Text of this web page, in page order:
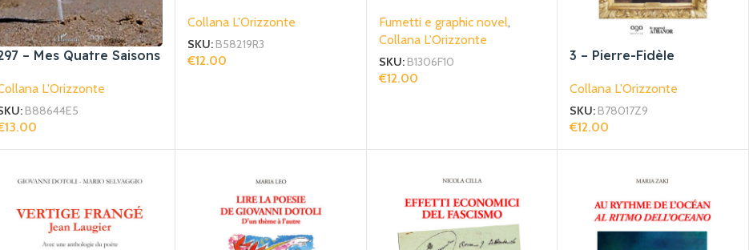
– Mes Quatre Saisons
L'Orizzonte
B88644E5
13.00
Collana L'Orizzonte
SKU: B58219R3
€12.00
Fumetti e graphic novel,
Collana L'Orizzonte
SKU: B1306F10
€12.00
3 – Pierre-Fidèle
Collana L'Orizzonte
SKU: B78017Z9
€12.00